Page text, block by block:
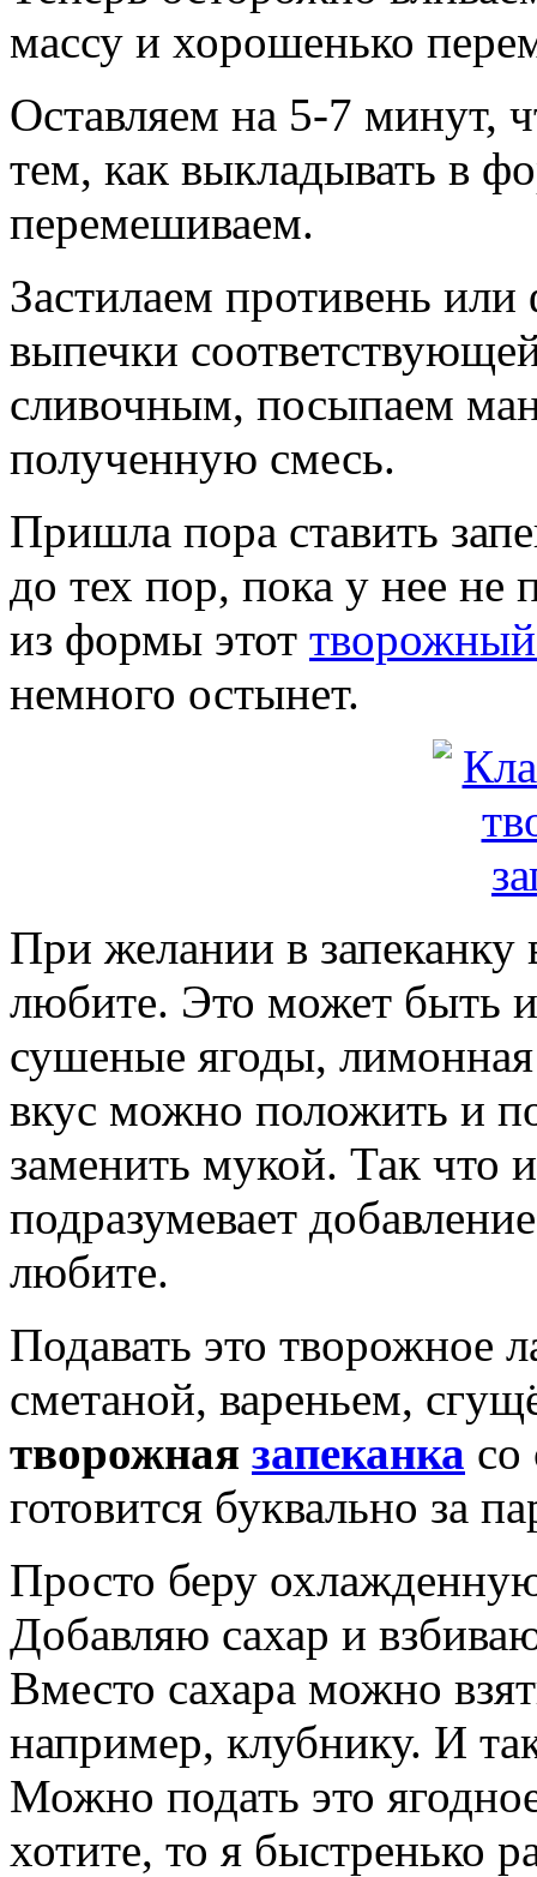
массу и хорошенько
Оставляем на 5-7 минут,
тем, как выкладывать в
перемешиваем.
Застилаем противень
выпечки
сливочным, посыпаем
полученную смесь.
Пришла пора ставить
до тех пор, пока у нее не
из формы этот
немного остынет.
При желании в запеканку
любите. Это может быть
сушеные ягоды,
вкус можно положить и
заменить мукой. Так что
подразумевает
любите.
Подавать это творожное
сметаной, вареньем,
творожная запеканка
готовится буквально за
Просто беру
Добавляю сахар и
Вместо сахара можно
например, клубнику. И
Можно подать это
хотите, то я быстренько